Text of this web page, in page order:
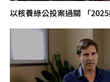
以核養綠公投案過關 「